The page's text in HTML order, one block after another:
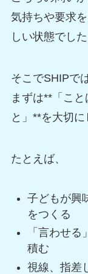
気持ちや要求
しい状態でした
そこでSHIPで
まずは**「こ
と」**を大切に
たとえば、
子どもが興
をつくる
「言わせ
積む
視線、指差